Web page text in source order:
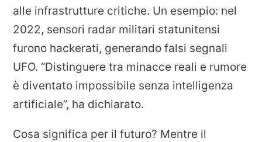
alle infrastrutture critiche. Un esempio: nel
2022, sensori radar militari statunitensi
furono hackerati, generando falsi segnali
UFO. “Distinguere tra minacce reali e rumore
è diventato impossibile senza intelligenza
artificiale”, ha dichiarato.
Cosa significa per il futuro? Mentre il